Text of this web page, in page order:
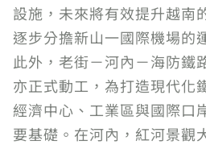
設施，未來將有效提升越南
逐步分擔新山一國際機場的
此外，老街－河內－海防鐵
亦正式動工，為打造現代化
經濟中心、工業區與國際口
要基礎。在河內，紅河景觀